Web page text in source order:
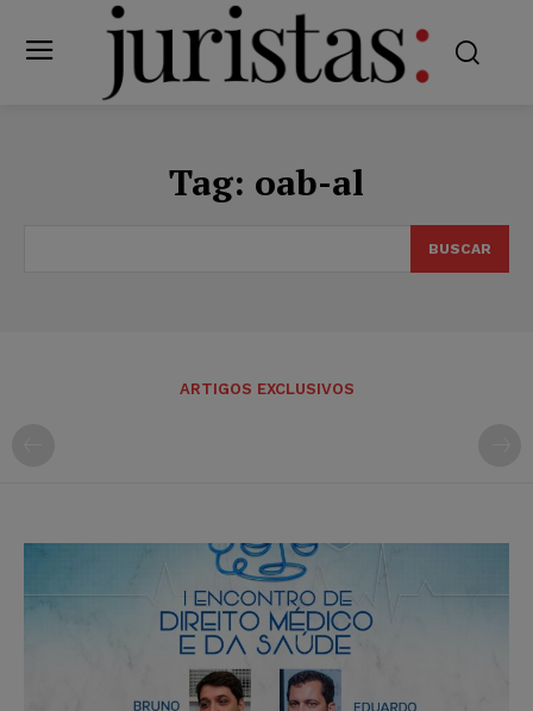
Tag: oab-al
BUSCAR
ARTIGOS EXCLUSIVOS